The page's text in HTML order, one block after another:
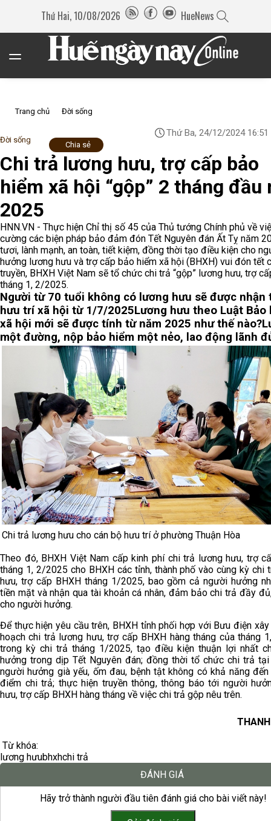
Thứ Hai, 10/08/2026 HueNews
Trang chủ Đời sống
Đời sống
Thứ Ba, 24/12/2024 16:51
Chia sẻ
Chi trả lương hưu, trợ cấp bảo
hiểm xã hội “gộp” 2 tháng đầu
2025
HNN.VN - Thực hiện Chỉ thị số 45 của Thủ tướng Chính phủ về
cường các biện pháp bảo đảm đón Tết Nguyên đán Ất Tỵ năm
tươi, lành mạnh, an toàn, tiết kiệm, đồng thời tạo điều kiện cho
hưởng lương hưu và trợ cấp bảo hiểm xã hội (BHXH) vui đón tết
truyền, BHXH Việt Nam sẽ tổ chức chi trả “gộp” lương hưu, trợ
tháng 1, 2/2025.
Người từ 70 tuổi không có lương hưu sẽ được nhận
hưu trí xã hội từ 1/7/2025Lương hưu theo Luật Bảo
xã hội mới sẽ được tính từ năm 2025 như thế nào?
một đường, nộp bảo hiểm một nẻo, lao động lãnh
Chi trả lương hưu cho cán bộ hưu trí ở phường Thuận Hòa
Theo đó, BHXH Việt Nam cấp kinh phí chi trả lương hưu, trợ
tháng 1, 2/2025 cho BHXH các tỉnh, thành phố vào cùng kỳ chi
hưu, trợ cấp BHXH tháng 1/2025, bao gồm cả người hưởng
tiền mặt và nhận qua tài khoản cá nhân, đảm bảo chi trả đầy
cho người hưởng.
Để thực hiện yêu cầu trên, BHXH tỉnh phối hợp với Bưu điện
hoạch chi trả lương hưu, trợ cấp BHXH hàng tháng của tháng
trong kỳ chi trả tháng 1/2025, tạo điều kiện thuận lợi nhất
hưởng trong dịp Tết Nguyên đán; đồng thời tổ chức chi trả tại
người hưởng già yếu, ốm đau, bệnh tật không có khả năng
điểm chi trả; thực hiện truyền thông, thông báo tới người
hưu, trợ cấp BHXH hàng tháng về việc chi trả gộp nêu trên.
Từ khóa:
lương hưubhxhchi trả
ĐÁNH GIÁ
Hãy trở thành người đầu tiên đánh giá cho bài viết này!